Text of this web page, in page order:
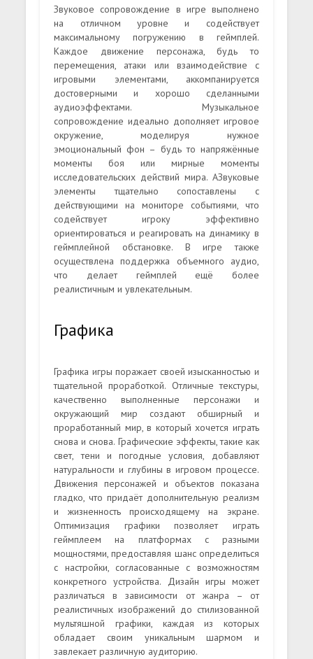
Звуковое сопровождение в игре выполнено
на отличном уровне и содействует
максимальному погружению в геймплей.
Каждое движение персонажа, будь то
перемещения, атаки или взаимодействие с
игровыми элементами, аккомпанируется
достоверными и хорошо сделанными
аудиоэффектами. Музыкальное
сопровождение идеально дополняет игровое
окружение, моделируя нужное
эмоциональный фон – будь то напряжённые
моменты боя или мирные моменты
исследовательских действий мира. АЗвуковые
элементы тщательно сопоставлены с
действующими на мониторе событиями, что
содействует игроку эффективно
ориентироваться и реагировать на динамику в
геймплейной обстановке. В игре также
осуществлена поддержка объемного аудио,
что делает геймплей ещё более
реалистичным и увлекательным.
Графика
Графика игры поражает своей изысканностью и
тщательной проработкой. Отличные текстуры,
качественно выполненные персонажи и
окружающий мир создают обширный и
проработанный мир, в который хочется играть
снова и снова. Графические эффекты, такие как
свет, тени и погодные условия, добавляют
натуральности и глубины в игровом процессе.
Движения персонажей и объектов показана
гладко, что придаёт дополнительную реализм
и жизненность происходящему на экране.
Оптимизация графики позволяет играть
геймплеем на платформах с разными
мощностями, предоставляя шанс определиться
с настройки, согласованные с возможностям
конкретного устройства. Дизайн игры может
различаться в зависимости от жанра – от
реалистичных изображений до стилизованной
мультяшной графики, каждая из которых
обладает своим уникальным шармом и
завлекает различную аудиторию.